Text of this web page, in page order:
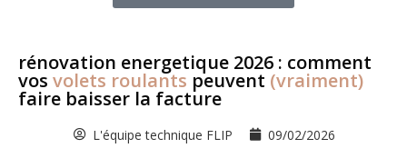
rénovation energetique 2026 : comment
vos volets roulants peuvent (vraiment)
faire baisser la facture
L'équipe technique FLIP 09/02/2026